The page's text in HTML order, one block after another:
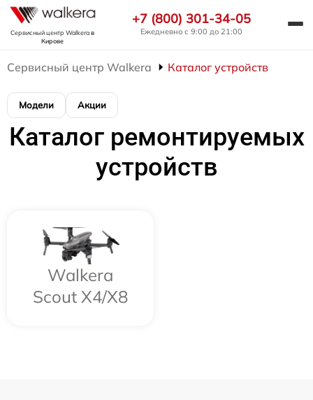
Сервисный центр Walkeraв
Кирове
+7 (800) 301-34-05
Ежедневно с 9:00 до 21:00
Сервисный центр Walkera Каталог устройств
Модели Акции
Каталог ремонтируемых
устройств
Walkera
Scout X4/X8